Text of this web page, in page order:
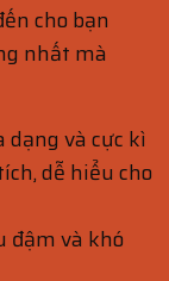
cho bạn
nhất mà
dạng và cực kì
dễ hiểu cho
đậm và khó